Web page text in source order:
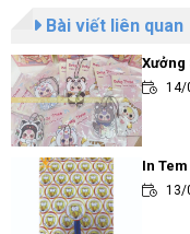
Bài viết liên quan
Xưởng
14/
In
13/